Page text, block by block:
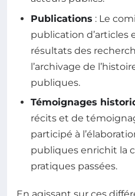
Publications : Le
publication d’articles
résultats des
l’archivage de
publiques.
Témoignages
récits et de
participé à
publiques enrichit la
pratiques passées.